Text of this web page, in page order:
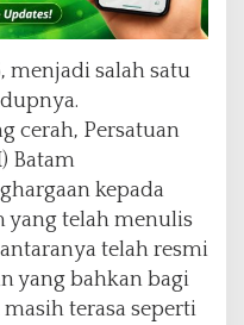
menjadi salah satu
cerah, Persatuan
Batam
kepada
yang telah menulis
telah resmi
yang bahkan bagi
terasa seperti